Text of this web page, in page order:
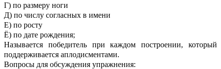
Г) по размеру ноги
Д) по числу согласных в имени
Е) по росту
Ё) по дате рождения;
Называется победитель при каждом построении, который
поддерживается аплодисментами.
Вопросы для обсуждения упражнения: